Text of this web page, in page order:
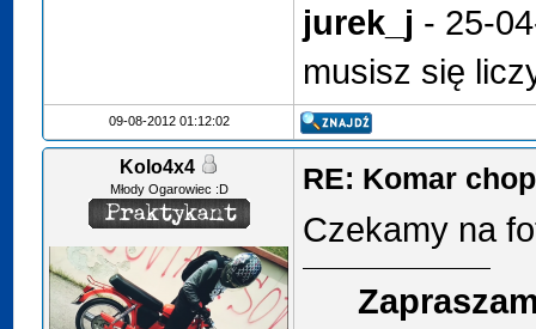
jurek_j - 25-
musisz się
09-08-2012 01:12:02
Kolo4x4
Młody Ogarowiec :D RE: Komar
Czekamy na